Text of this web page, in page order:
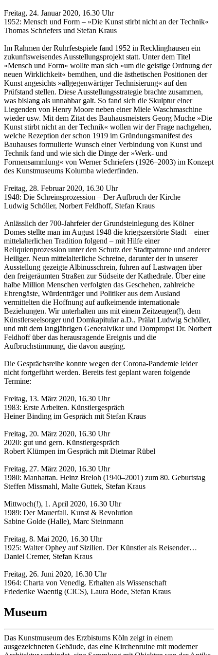
Freitag, 24. Januar 2020, 16.30 Uhr
1952: Mensch und Form – »Die Kunst stirbt nicht an der Technik«
Thomas Schriefers und Stefan Kraus
Im Rahmen der Ruhrfestspiele fand 1952 in Recklinghausen ein
zukunftsweisendes Ausstellungsprojekt statt. Unter dem Titel
»Mensch und Form« wollte man sich »um die geistige Ordnung der
neuen Wirklichkeit« bemühen, und die ästhetischen Positionen der
Kunst angesichts »allgegenwärtiger Technisierung« auf den
Prüfstand stellen. Diese Ausstellungsstrategie brachte zusammen,
was bislang als unnahbar galt. So fand sich die Skulptur einer
Liegenden von Henry Moore neben einer Miele Waschmaschine
wieder usw. Mit dem Zitat des Bauhausmeisters Georg Muche »Die
Kunst stirbt nicht an der Technik« wollen wir der Frage nachgehen,
welche Rezeption der schon 1919 im Gründungsmanifest des
Bauhauses formulierte Wunsch einer Verbindung von Kunst und
Technik fand und wie sich die Dinge der »Werk- und
Formensammlung« von Werner Schriefers (1926–2003) im Konzept
des Kunstmuseums Kolumba wiederfinden.
Freitag, 28. Februar 2020, 16.30 Uhr
1948: Die Schreinsprozession – Der Aufbruch der Kirche
Ludwig Schöller, Norbert Feldhoff, Stefan Kraus
Anlässlich der 700-Jahrfeier der Grundsteinlegung des Kölner
Domes stellte man im August 1948 die kriegszerstörte Stadt – einer
mittelalterlichen Tradition folgend – mit Hilfe einer
Reliquienprozession unter den Schutz der Stadtpatrone und anderer
Heiliger. Neun mittelalterliche Schreine, darunter der in unserer
Ausstellung gezeigte Albinusschrein, fuhren auf Lastwagen über
den freigeräumten Straßen zur Südseite der Kathedrale. Über eine
halbe Million Menschen verfolgten das Geschehen, zahlreiche
Ehrengäste, Würdenträger und Politiker aus dem Ausland
vermittelten die Hoffnung auf aufkeimende internationale
Beziehungen. Wir unterhalten uns mit einem Zeitzeugen(!), dem
Künstlerseelsorger und Domkapitular a.D., Prälat Ludwig Schöller,
und mit dem langjährigen Generalvikar und Dompropst Dr. Norbert
Feldhoff über das herausragende Ereignis und die
Aufbruchstimmung, die davon ausging.
Die Gesprächsreihe konnte wegen der Corona-Pandemie leider
nicht fortgeführt werden. Bereits fest geplant waren folgende
Termine:
Freitag, 13. März 2020, 16.30 Uhr
1983: Erste Arbeiten. Künstlergespräch
Heiner Binding im Gespräch mit Stefan Kraus
Freitag, 20. März 2020, 16.30 Uhr
2020: gut und gern. Künstlergespräch
Robert Klümpen im Gespräch mit Dietmar Rübel
Freitag, 27. März 2020, 16.30 Uhr
1980: Manhattan. Heinz Breloh (1940–2001) zum 80. Geburtstag
Steffen Missmahl, Malte Guttek, Stefan Kraus
Mittwoch(!), 1. April 2020, 16.30 Uhr
1989: Der Mauerfall. Kunst & Revolution
Sabine Golde (Halle), Marc Steinmann
Freitag, 8. Mai 2020, 16.30 Uhr
1925: Walter Ophey auf Sizilien. Der Künstler als Reisender…
Daniel Cremer, Stefan Kraus
Freitag, 26. Juni 2020, 16.30 Uhr
1964: Charta von Venedig. Erhalten als Wissenschaft
Friederike Waentig (CICS), Laura Bode, Stefan Kraus
Museum
Das Kunstmuseum des Erzbistums Köln zeigt in einem
ausgezeichneten Gebäude, das eine Kirchenruine mit moderner